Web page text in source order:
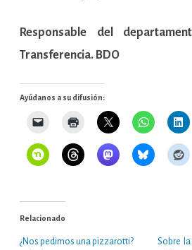
Responsable del
Transferencia. BDO
Ayúdanos a su difusión:
Relacionado
¿Nos pedimos una pizzarotti?
Sobre